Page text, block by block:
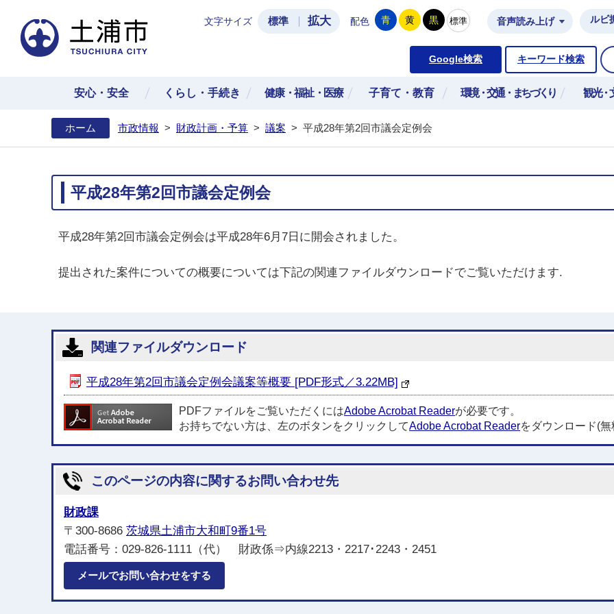
土浦市公式ホームページ
文字サイズ 標準 拡大 配色 青 黄 黒 標準 音声読み上げ ルビ
Google検索 キーワード検索
安心・安全 くらし・手続き 健康・福祉・医療 子育て・教育 環境・交通・まちづくり 観光・
ホーム 市政情報 > 財政計画・予算 > 議案 > 平成28年第2回市議会定例会
平成28年第2回市議会定例会
平成28年第2回市議会定例会は平成28年6月7日に開会されました。
提出された案件についての概要については下記の関連ファイルダウンロードでご覧いただけます.
関連ファイルダウンロード
平成28年第2回市議会定例会議案等概要 [PDF形式／3.22MB]
PDFファイルをご覧いただくにはAdobe Acrobat Readerが必要です。
お持ちでない方は、左のボタンをクリックしてAdobe Acrobat Readerをダウンロード(無
このページの内容に関するお問い合わせ先
財政課
〒300-8686 茨城県土浦市大和町9番1号
電話番号：029-826-1111（代） 財政係⇒内線2213・2217･2243・2451
メールでお問い合わせをする